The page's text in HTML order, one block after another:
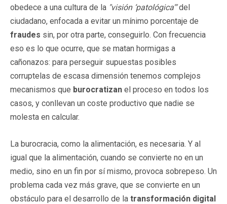
obedece a una cultura de la "visión ‘patológica'"del
ciudadano, enfocada a evitar un mínimo porcentaje de
fraudes sin, por otra parte, conseguirlo. Con frecuencia
eso es lo que ocurre, que se matan hormigas a
cañonazos: para perseguir supuestas posibles
corruptelas de escasa dimensión tenemos complejos
mecanismos que burocratizan el proceso en todos los
casos, y conllevan un coste productivo que nadie se
molesta en calcular.
La burocracia, como la alimentación, es necesaria. Y al
igual que la alimentación, cuando se convierte no en un
medio, sino en un fin por sí mismo, provoca sobrepeso. Un
problema cada vez más grave, que se convierte en un
obstáculo para el desarrollo de la transformación digital